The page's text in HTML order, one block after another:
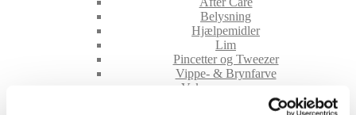
Belysning
Hjælpemidler
Lim
Pincetter og Tweezer
Vippe- & Brynfarve
Voks